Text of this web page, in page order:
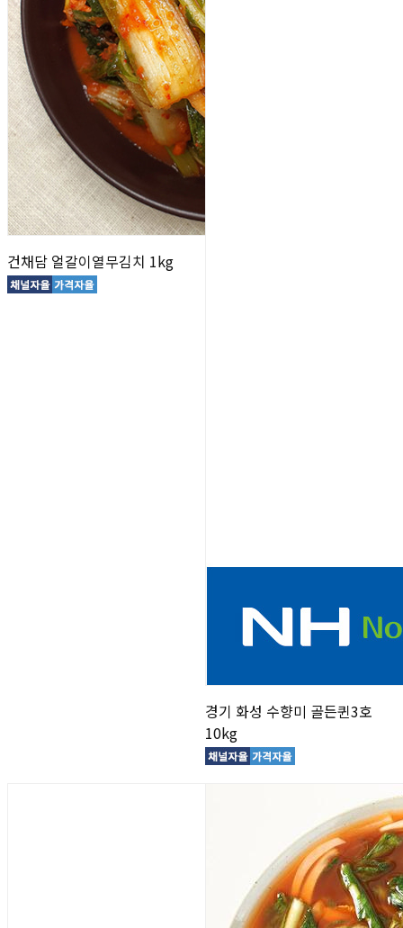
건채담 얼갈이열무김치 1kg
경기 화성 수향미 골든퀸3호
10kg